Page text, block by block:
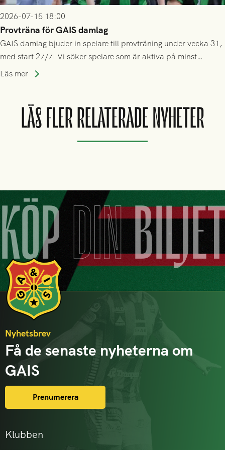
2026-07-15 18:00
Provträna för GAIS damlag
GAIS damlag bjuder in spelare till provträning under vecka 31,
med start 27/7! Vi söker spelare som är aktiva på minst
division 3-nivå.
Läs mer
LÄS FLER RELATERADE NYHETER
KÖPDIN
Klubben
Nyhetsbrev
Få de senaste nyheterna om
GAIS
Prenumerera